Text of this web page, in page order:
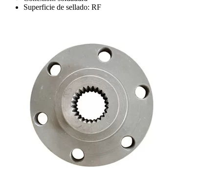
Superficie de sellado: RF